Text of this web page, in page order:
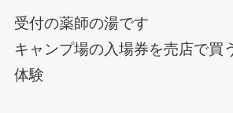
受付の薬師の湯です
キャンプ場の入場券を売店で買
体験